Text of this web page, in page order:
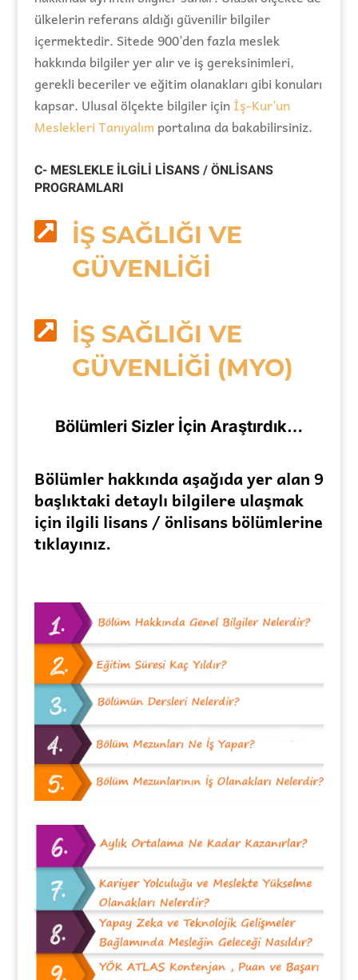
ülkelerin referans aldığı güvenilir bilgiler
içermektedir. Sitede 900’den fazla meslek
hakkında bilgiler yer alır ve iş gereksinimleri,
gerekli beceriler ve eğitim olanakları gibi konuları
kapsar. Ulusal ölçekte bilgiler içinİş-Kur’un
Meslekleri Tanıyalım portalına da bakabilirsiniz.
C- MESLEKLE İLGİLİ LİSANS / ÖNLİSANS
PROGRAMLARI

İŞ SAĞLIĞI VE
GÜVENLİĞİ

İŞ SAĞLIĞI VE
GÜVENLİĞİ (MYO)
Bölümleri Sizler İçin Araştırdık…
Bölümler hakkında aşağıda yer alan 9
başlıktaki detaylı bilgilere ulaşmak
için ilgili lisans / önlisans bölümlerine
tıklayınız.